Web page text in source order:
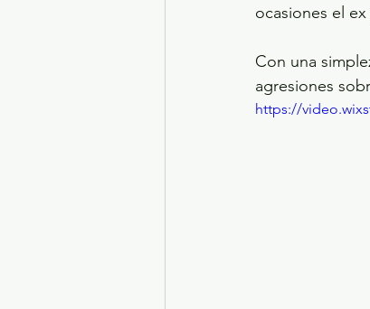
ocasiones el ex
Con una
agresiones
https://